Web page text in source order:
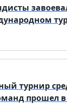
турнир
прошел